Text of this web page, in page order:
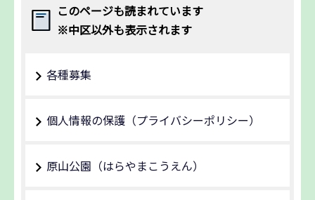
このページも読まれています
※中区以外も表示されます
各種募集
個人情報の保護（プライバシーポリシー）
原山公園（はらやまこうえん）